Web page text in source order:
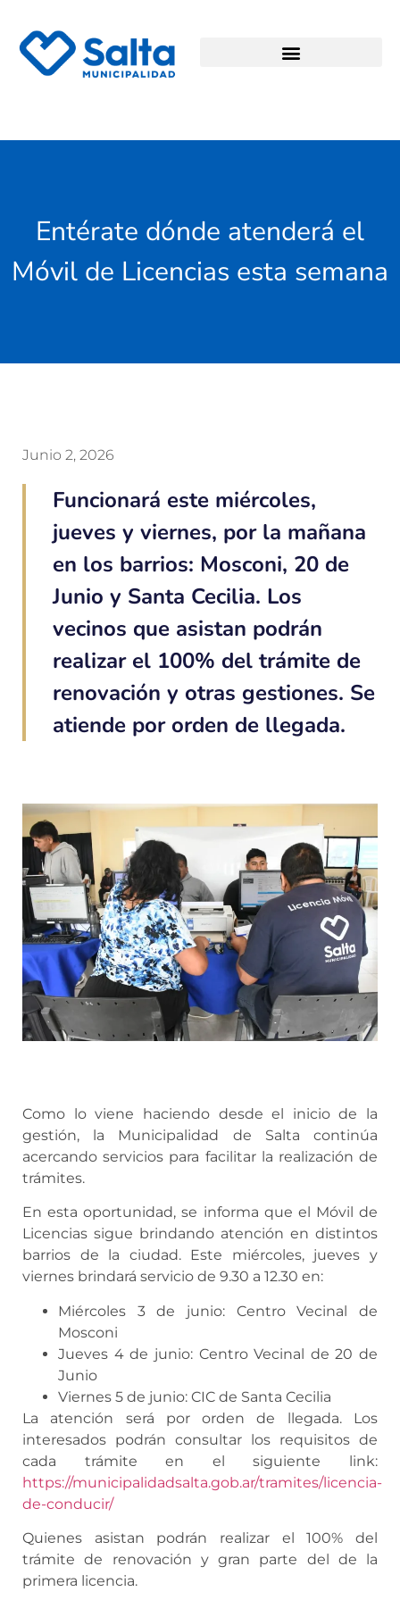
Entérate dónde atenderá el
Móvil de Licencias esta semana
Junio 2, 2026
Funcionará este miércoles,
jueves y viernes, por la mañana
en los barrios: Mosconi, 20 de
Junio y Santa Cecilia. Los
vecinos que asistan podrán
realizar el 100% del trámite de
renovación y otras gestiones. Se
atiende por orden de llegada.
Como lo viene haciendo desde el inicio de la
gestión, la Municipalidad de Salta continúa
acercando servicios para facilitar la realización de
trámites.
En esta oportunidad, se informa que el Móvil de
Licencias sigue brindando atención en distintos
barrios de la ciudad. Este miércoles, jueves y
viernes brindará servicio de 9.30 a 12.30 en:
Miércoles 3 de junio: Centro Vecinal de
Mosconi
Jueves 4 de junio: Centro Vecinal de 20 de
Junio
Viernes 5 de junio: CIC de Santa Cecilia
La atención será por orden de llegada. Los
interesados podrán consultar los requisitos de
cada trámite en el siguiente link:
https://municipalidadsalta.gob.ar/tramites/licencia-
de-conducir/
Quienes asistan podrán realizar el 100% del
trámite de renovación y gran parte del de la
primera licencia.